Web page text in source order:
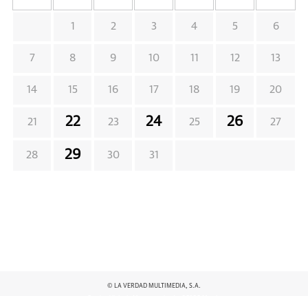
1 2 3 4 5 6
7 8 9 10 11 12 13
14 15 16 17 18 19 20
21 22 23 24 25 26 27
28 29 30 31
© LA VERDAD MULTIMEDIA, S.A.